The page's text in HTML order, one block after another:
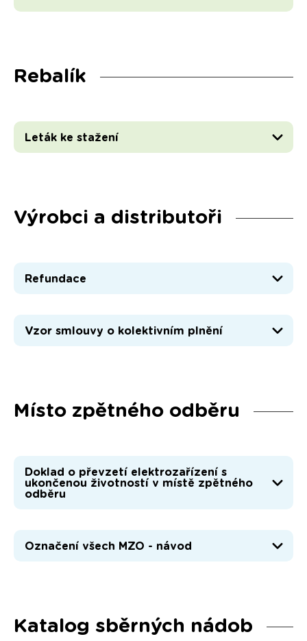
Rebalík
Leták ke stažení
Výrobci a distributoři
Refundace
Vzor smlouvy o kolektivním plnění
Místo zpětného odběru
Doklad o převzetí elektrozařízení s
ukončenou životností v místě zpětného
odběru
Označení všech MZO - návod
Katalog sběrných nádob